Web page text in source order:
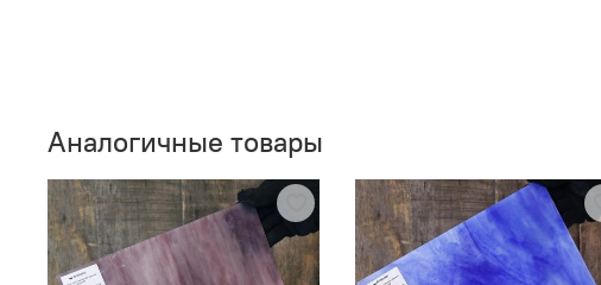
Аналогичные товары